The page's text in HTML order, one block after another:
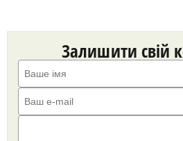
Залишити свій